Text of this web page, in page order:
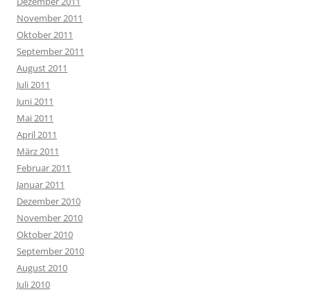
November 2011
Oktober 2011
September 2011
August 2011
Juli 2011
Juni 2011
Mai 2011
April 2011
März 2011
Februar 2011
Januar 2011
Dezember 2010
November 2010
Oktober 2010
September 2010
August 2010
Juli 2010